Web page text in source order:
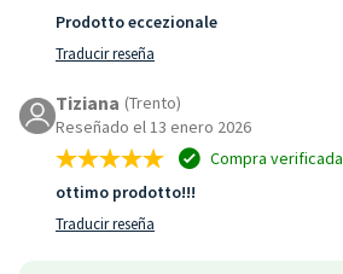
Prodotto eccezionale
Traducir reseña
Tiziana (Trento)
Reseñado el 13 enero 2026
Compra verificada
ottimo prodotto!!!
Traducir reseña